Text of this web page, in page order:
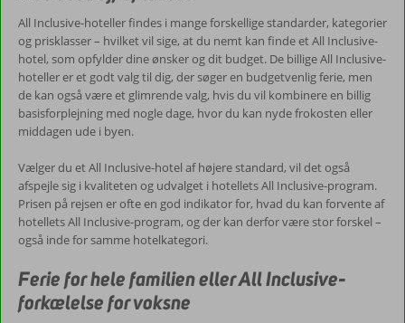
All Inclusive-hoteller findes i mange forskellige standarder, kategorier
og prisklasser – hvilket vil sige, at du nemt kan finde et All Inclusive-
hotel, som opfylder dine ønsker og dit budget. De billige All Inclusive-
hoteller er et godt valg til dig, der søger en budgetvenlig ferie, men
de kan også være et glimrende valg, hvis du vil kombinere en billig
basisforplejning med nogle dage, hvor du kan nyde frokosten eller
middagen ude i byen.
Vælger du et All Inclusive-hotel af højere standard, vil det også
afspejle sig i kvaliteten og udvalget i hotellets All Inclusive-program.
Prisen på rejsen er ofte en god indikator for, hvad du kan forvente af
hotellets All Inclusive-program, og der kan derfor være stor forskel –
også inde for samme hotelkategori.
Ferie for hele familien eller All Inclusive-
forkælelse for voksne